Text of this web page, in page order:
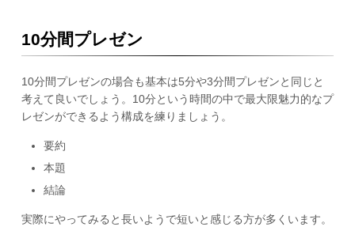
10分間プレゼン
10分間プレゼンの場合も基本は5分や3分間プレゼンと同じと
考えて良いでしょう。10分という時間の中で最大限魅力的なプ
レゼンができるよう構成を練りましょう。
要約
本題
結論
実際にやってみると長いようで短いと感じる方が多くいます。